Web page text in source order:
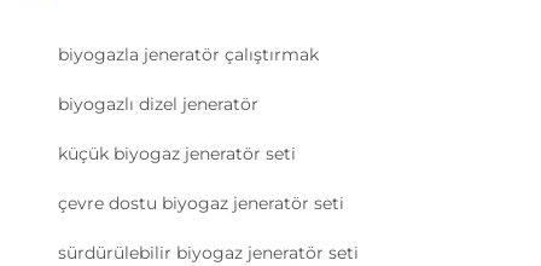
biyogazla jeneratör çalıştırmak
biyogazlı dizel jeneratör
küçük biyogaz jeneratör seti
çevre dostu biyogaz jeneratör seti
sürdürülebilir biyogaz jeneratör seti